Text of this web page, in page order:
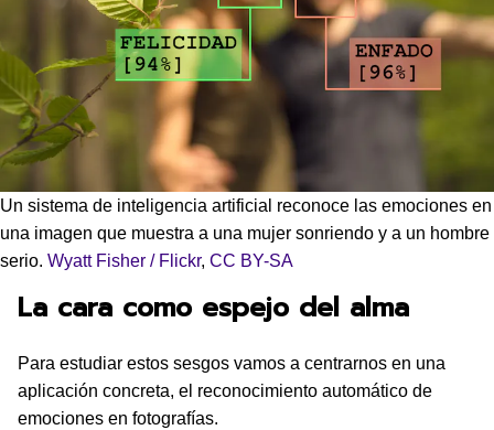
Un sistema de inteligencia artificial reconoce las emociones en
una imagen que muestra a una mujer sonriendo y a un hombre
serio. Wyatt Fisher / Flickr, CC BY-SA
La cara como espejo del alma
Para estudiar estos sesgos vamos a centrarnos en una
aplicación concreta, el reconocimiento automático de
emociones en fotografías.